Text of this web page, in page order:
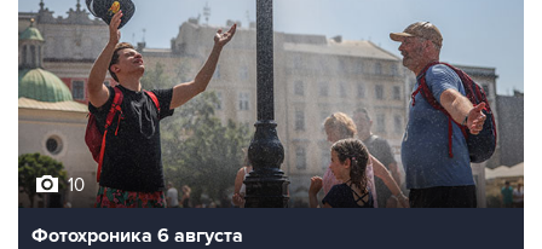
10
Фотохроника 6 августа